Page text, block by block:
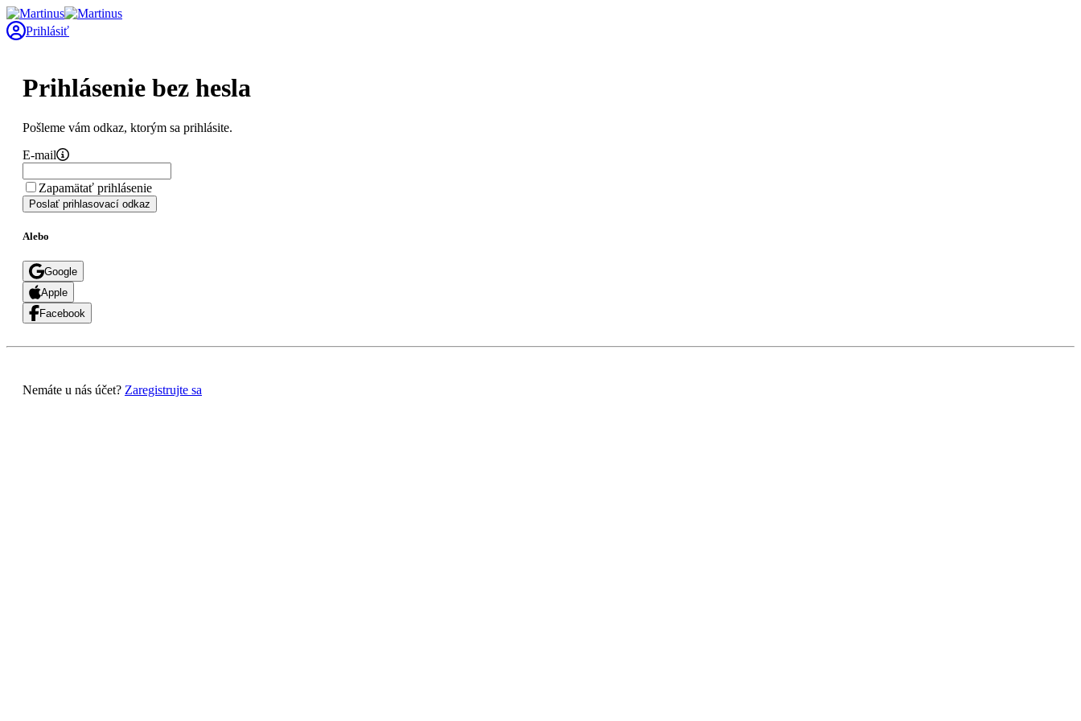
Prihlásiť
Prihlásenie bez hesla
Pošleme vám odkaz, ktorým sa prihlásite.
E-mail
Zapamätať prihlásenie
Poslať prihlasovací odkaz
Alebo
Google
Apple
Facebook
Nemáte u nás účet? Zaregistrujte sa